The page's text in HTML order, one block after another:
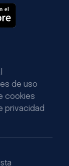
de uso
cookies
privacidad